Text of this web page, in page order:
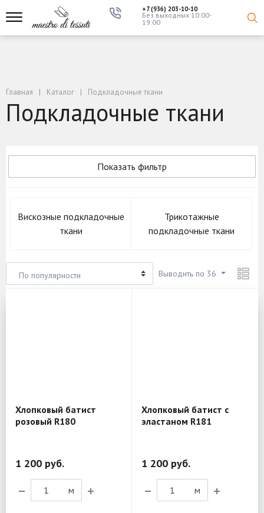
+7 (936) 203-10-10
Без выходных 10:00-
19:00
Главная Каталог Подкладочные ткани
Подкладочные ткани
Показать фильтр
Вискозные подкладочные
ткани
Трикотажные
подкладочные ткани
По популярности Выводить по 36
Хлопковый батист
розовый R180
1 200 руб.
м
Хлопковый батист с
эластаном R181
1 200 руб.
м